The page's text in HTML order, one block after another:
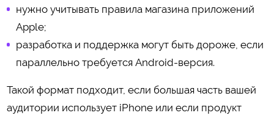
нужно учитывать правила магазина приложений
Apple;
разработка и поддержка могут быть дороже, если
параллельно требуется Android-версия.
Такой формат подходит, если большая часть вашей
аудитории использует iPhone или если продукт